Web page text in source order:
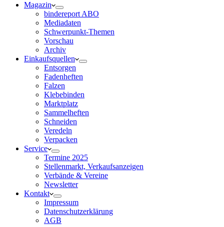
Magazin
bindereport ABO
Mediadaten
Schwerpunkt-Themen
Vorschau
Archiv
Einkaufsquellen
Entsorgen
Fadenheften
Falzen
Klebebinden
Marktplatz
Sammelheften
Schneiden
Veredeln
Verpacken
Service
Termine 2025
Stellenmarkt, Verkaufsanzeigen
Verbände & Vereine
Newsletter
Kontakt
Impressum
Datenschutzerklärung
AGB